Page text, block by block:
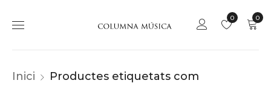
0
0
Inici
Productes etiquetats com